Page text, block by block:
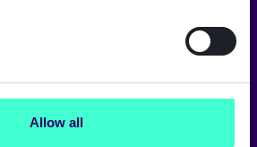
Allow all